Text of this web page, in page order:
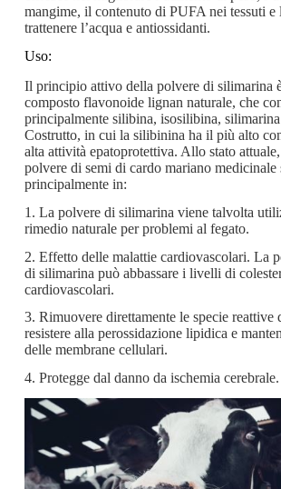
mangime, il contenuto di PUFA nei tessuti e
trattenere l’acqua e antiossidanti.
Uso:
Il principio attivo della polvere di silimarina
composto flavonoide lignan naturale, che
principalmente silibina, isosilibina,
Costrutto, in cui la silibinina ha il più alto
alta attività epatoprotettiva. Allo stato
polvere di semi di cardo mariano medicinale
principalmente in:
1. La polvere di silimarina viene talvolta
rimedio naturale per problemi al fegato.
2. Effetto delle malattie cardiovascolari. La
di silimarina può abbassare i livelli di
cardiovascolari.
3. Rimuovere direttamente le specie reattive
resistere alla perossidazione lipidica e
delle membrane cellulari.
4. Protegge dal danno da ischemia cerebrale.